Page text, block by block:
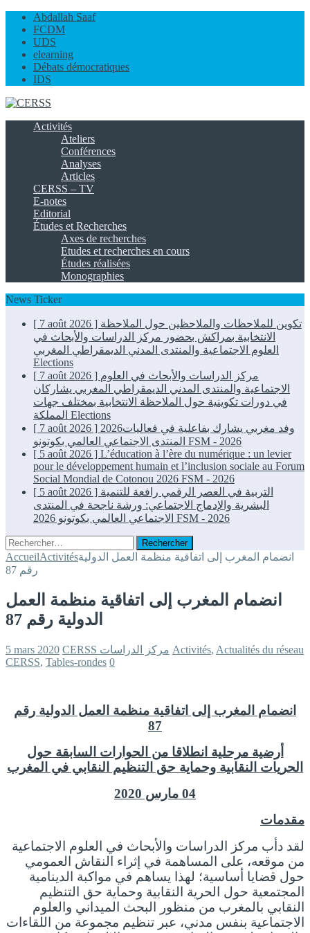
Abdallah Saaf
FCDM
UDS
elearning
Débats démocratiques
IDS
Activités
Ateliers
Conférences
Analyses
Articles
CERSS – TV
E-notes
Editorial
Études et Recherches
Axes de recherches
Etudes et recherches en cours
Études réalisées
Monographies
News Ticker
[ 7 août 2026 ] تكوين للملاحظات والملاحظين حول الملاحظة
الانتخابية بمراكش بحضور مركز الدراسات والأبحاث في
العلوم الاجتماعية والمنتدى المدني الديمقراطي المغربي
Elections
[ 7 août 2026 ] مركز الدراسات والأبحاث في العلوم
الاجتماعية والمنتدى المدني الديمقراطي المغربي يشاركان
في دورات تكوينية حول الملاحظة الانتخابية بمختلف جهات
Elections
[ 7 août 2026 ] 2026وفد مغربي يشارك بفاعلية في فعاليات
FSM - 2026
[ 5 août 2026 ] L’éducation à l’ère du numérique : un levier
pour le développement humain et l’inclusion sociale au Forum
Social Mondial de Cotonou 2026 FSM - 2026
[ 5 août 2026 ] التربية في العصر الرقمي رافعة للتنمية
البشرية والإدماج الاجتماعي: ورشة ناجحة في المنتدى
FSM - 2026
Rechercher :
AccueilActivitésانضمام المغرب إلى اتفاقية منظمة العمل الدولية
رقم 87
انضمام المغرب إلى اتفاقية منظمة العمل
الدولية رقم 87
5 mars 2020 CERSS مركز الدراسات Activités, Actualités du réseau
CERSS, Tables-rondes 0
انضمام المغرب إلى اتفاقية منظمة العمل الدولية رقم
87
أرضية مرحلية انطلاقا من الحوارات السابقة حول
الحريات النقابية وحماية حق التنظيم النقابي في المغرب
04 مارس 2020
مقدمات
لقد دأب مركز الدراسات والأبحاث في العلوم الاجتماعية
من موقعه، على المساهمة في إثراء النقاش العمومي
حول قضايا أساسية؛ لهذا يساهم في مواكبة الدينامية
المجتمعية حول الحرية النقابية وحماية حق التنظيم
النقابي بالمغرب من منظور البحث الميداني والعلوم
الاجتماعية بنفس مدني، عبر تنظيم مجموعة من اللقاءات